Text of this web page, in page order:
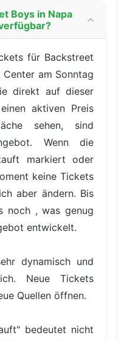
Boys in Napa
für Backstreet
am Sonntag
direkt auf dieser
aktiven Preis
sehen, sind
Wenn die
markiert oder
keine Tickets
aber ändern. Bis
noch , was genug
entwickelt.
dynamisch und
Neue Tickets
Quellen öffnen.
bedeutet nicht